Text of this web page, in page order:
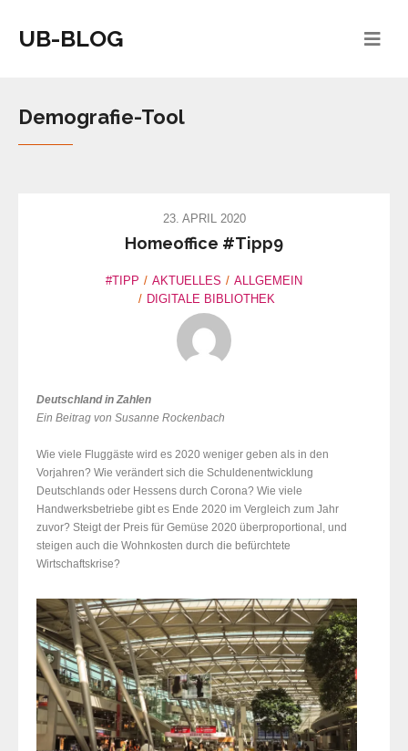
UB-BLOG
Demografie-Tool
23. APRIL 2020
Homeoffice #Tipp9
#TIPP AKTUELLES
ALLGEMEIN
DIGITALE BIBLIOTHEK
Deutschland in Zahlen
Ein Beitrag von Susanne Rockenbach
Wie viele Fluggäste wird es 2020 weniger geben als in den
Vorjahren? Wie verändert sich die Schuldenentwicklung
Deutschlands oder Hessens durch Corona? Wie viele
Handwerksbetriebe gibt es Ende 2020 im Vergleich zum Jahr
zuvor? Steigt der Preis für Gemüse 2020 überproportional, und
steigen auch die Wohnkosten durch die befürchtete
Wirtschaftskrise?